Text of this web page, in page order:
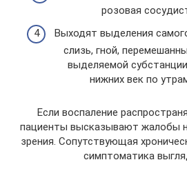
розовая
Выходят выделения
слизь, гной,
выделяемой
нижних век по
Если воспаление
пациенты высказывают жалобы
зрения. Сопутствующая
симптоматика